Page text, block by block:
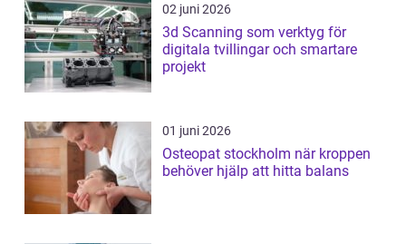
02 juni 2026
3d Scanning som verktyg för
digitala tvillingar och smartare
projekt
01 juni 2026
Osteopat stockholm när kroppen
behöver hjälp att hitta balans